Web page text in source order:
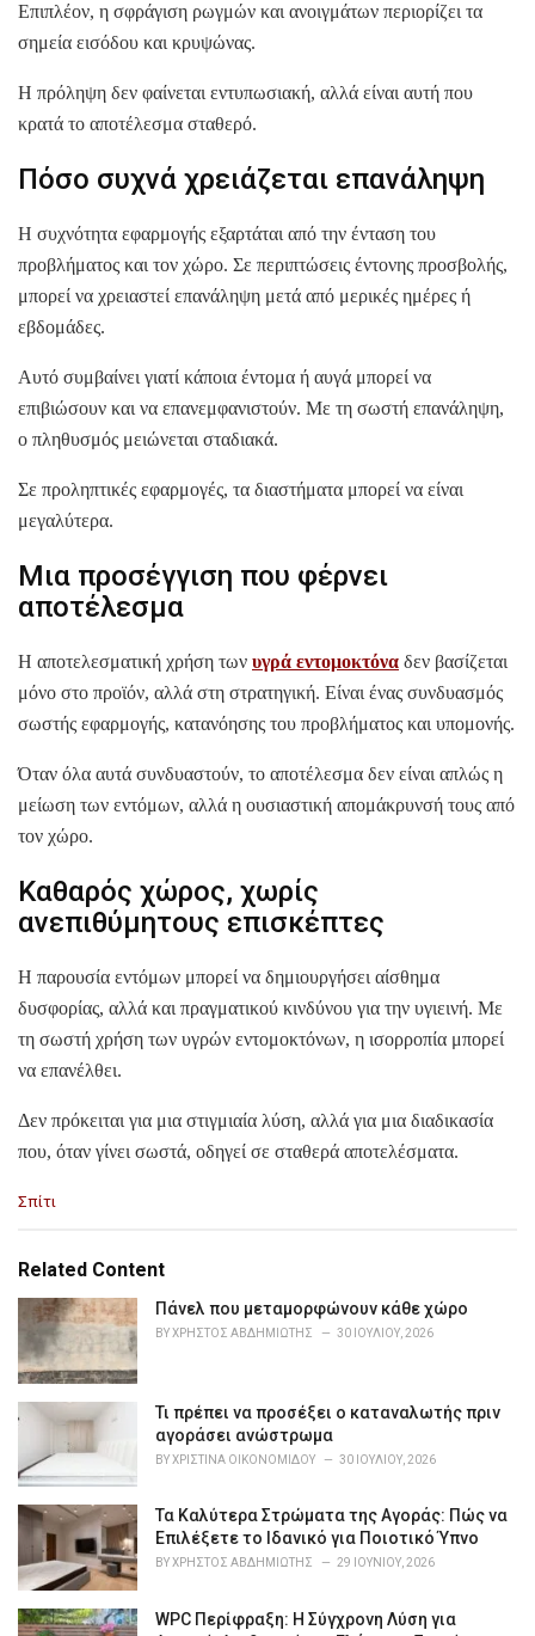
Επιπλέον, η σφράγιση ρωγμών και ανοιγμάτων περιορίζει τα
σημεία εισόδου και κρυψώνας.
Η πρόληψη δεν φαίνεται εντυπωσιακή, αλλά είναι αυτή που
κρατά το αποτέλεσμα σταθερό.
Πόσο συχνά χρειάζεται επανάληψη
Η συχνότητα εφαρμογής εξαρτάται από την ένταση του
προβλήματος και τον χώρο. Σε περιπτώσεις έντονης προσβολής,
μπορεί να χρειαστεί επανάληψη μετά από μερικές ημέρες ή
εβδομάδες.
Αυτό συμβαίνει γιατί κάποια έντομα ή αυγά μπορεί να
επιβιώσουν και να επανεμφανιστούν. Με τη σωστή επανάληψη,
ο πληθυσμός μειώνεται σταδιακά.
Σε προληπτικές εφαρμογές, τα διαστήματα μπορεί να είναι
μεγαλύτερα.
Μια προσέγγιση που φέρνει
αποτέλεσμα
Η αποτελεσματική χρήση των υγρά εντομοκτόνα δεν βασίζεται
μόνο στο προϊόν, αλλά στη στρατηγική. Είναι ένας συνδυασμός
σωστής εφαρμογής, κατανόησης του προβλήματος και υπομονής.
Όταν όλα αυτά συνδυαστούν, το αποτέλεσμα δεν είναι απλώς η
μείωση των εντόμων, αλλά η ουσιαστική απομάκρυνσή τους από
τον χώρο.
Καθαρός χώρος, χωρίς
ανεπιθύμητους επισκέπτες
Η παρουσία εντόμων μπορεί να δημιουργήσει αίσθημα
δυσφορίας, αλλά και πραγματικού κινδύνου για την υγιεινή. Με
τη σωστή χρήση των υγρών εντομοκτόνων, η ισορροπία μπορεί
να επανέλθει.
Δεν πρόκειται για μια στιγμιαία λύση, αλλά για μια διαδικασία
που, όταν γίνει σωστά, οδηγεί σε σταθερά αποτελέσματα.
C
e
e
:
Σπίτι
Related Content
Πάνελ που μεταμορφώνουν κάθε χώρο
BYΧΡΉΣΤΟΣ ΑΒΔΗΜΙΏΤΗΣ 30 ΙΟΥΛΊΟΥ, 2026
Τι πρέπει να προσέξει ο καταναλωτής πριν
αγοράσει ανώστρωμα
BYΧΡΙΣΤΊΝΑ ΟΙΚΟΝΟΜΊΔΟΥ 30 ΙΟΥΛΊΟΥ, 2026
Τα Καλύτερα Στρώματα της Αγοράς: Πώς να
Επιλέξετε το Ιδανικό για Ποιοτικό Ύπνο
BYΧΡΉΣΤΟΣ ΑΒΔΗΜΙΏΤΗΣ 29 ΙΟΥΝΊΟΥ, 2026
WPC Περίφραξη: Η Σύγχρονη Λύση για